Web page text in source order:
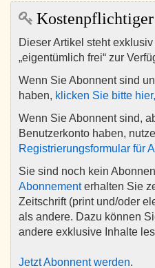
Dieser Artikel steht
„eigentümlich frei“ zur
Wenn Sie Abonnent sind
haben, klicken Sie bitte
Wenn Sie Abonnent sind,
Benutzerkonto haben,
Registrierungsformular für
Sie sind noch kein
Abonnementerhalten Sie
Zeitschrift (print und/oder
als andere. Dazu können
andere exklusive Inhalte
Jetzt Abonnent werden.